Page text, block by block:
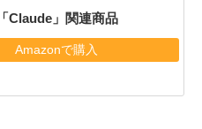
「Claude」関連商品
Amazonで購入